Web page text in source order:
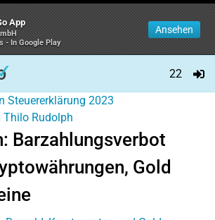
App
- In Google Play
Ansehen
22
Steuererklärung 2023
Thilo Rudolph
Barzahlungsverbot
Gold